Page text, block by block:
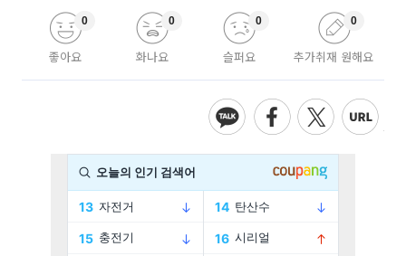
좋아요
0
화나요
0
슬퍼요
0
추가취재 원해요
0